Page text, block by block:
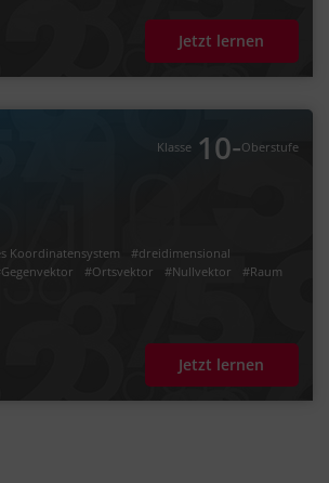
Jetzt lernen
Klasse 10‐Oberstufe
Koordinatensystem
#dreidimensional
#Ortsvektor #Nullvektor
#Raum
Jetzt lernen